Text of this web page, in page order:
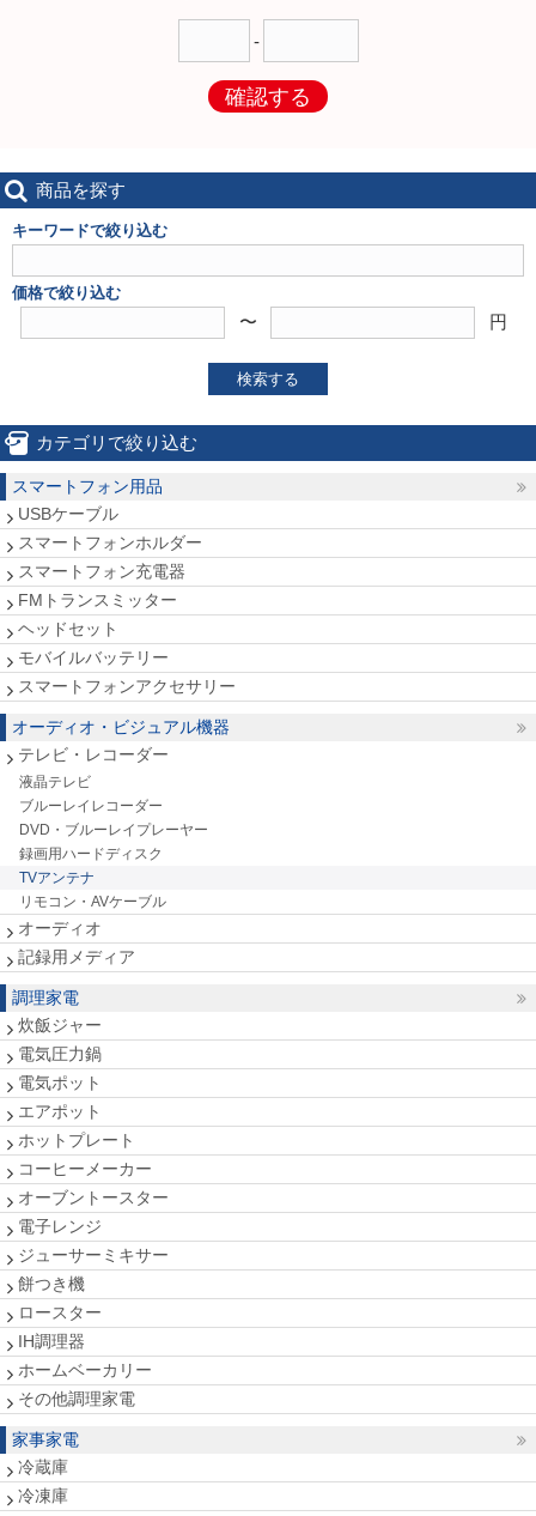
-
確認する
商品を探す
キーワードで絞り込む
価格で絞り込む
〜 円
検索する
カテゴリで絞り込む
スマートフォン用品
USBケーブル
スマートフォンホルダー
スマートフォン充電器
FMトランスミッター
ヘッドセット
モバイルバッテリー
スマートフォンアクセサリー
オーディオ・ビジュアル機器
テレビ・レコーダー
液晶テレビ
ブルーレイレコーダー
DVD・ブルーレイプレーヤー
録画用ハードディスク
TVアンテナ
リモコン・AVケーブル
オーディオ
記録用メディア
調理家電
炊飯ジャー
電気圧力鍋
電気ポット
エアポット
ホットプレート
コーヒーメーカー
オーブントースター
電子レンジ
ジューサーミキサー
餅つき機
ロースター
IH調理器
ホームベーカリー
その他調理家電
家事家電
冷蔵庫
冷凍庫